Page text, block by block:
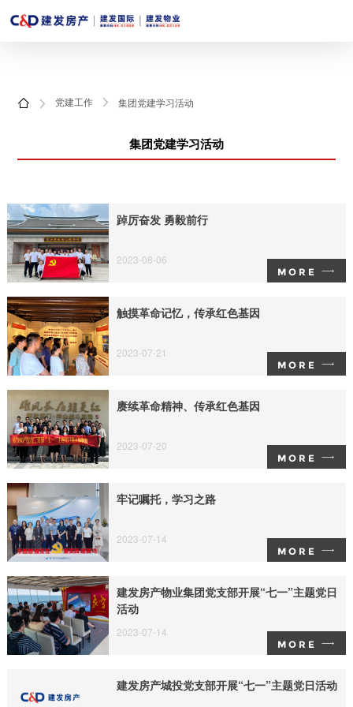
  党建工作  集团党建学习活动
集团党建学习活动
踔厉奋发 勇毅前行
2023-08-06
MORE
触摸革命记忆，传承红色基因
2023-07-21
MORE
赓续革命精神、传承红色基因
2023-07-20
MORE
牢记嘱托，学习之路
2023-07-14
MORE
建发房产物业集团党支部开展“七一”主题党日
活动
2023-07-14
MORE
建发房产城投党支部开展“七一”主题党日活动